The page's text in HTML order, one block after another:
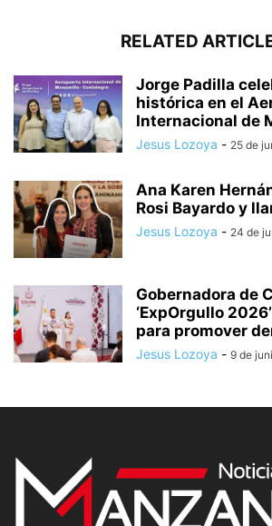
RELATED
Jorge Padilla
histórica en el
Internacional de
Jesus Lozoya - 25 de
Ana Karen
Rosi Bayardo y
Jesus Lozoya - 24 de
Gobernadora de
‘ExpOrgullo
para promover
Jesus Lozoya - 9 de